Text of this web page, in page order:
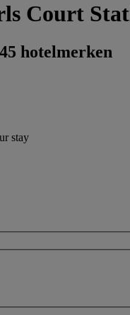
Court
hotelmerken
stay